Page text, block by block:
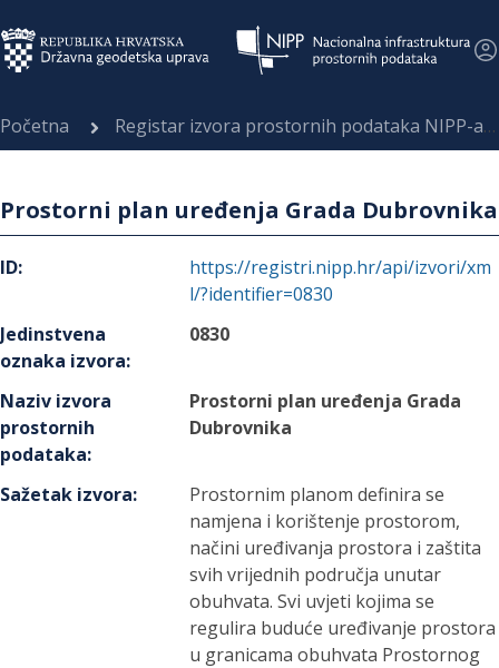
Početna Registar izvora prostornih podataka NIPP-a
Prostorni plan uređenja Grada Dubrovnika
ID:
https://registri.nipp.hr/api/izvori/xm
l/?identifier=0830
Jedinstvena
oznaka izvora:
0830
Naziv izvora
prostornih
podataka:
Prostorni plan uređenja Grada
Dubrovnika
Sažetak izvora:
Prostornim planom definira se
namjena i korištenje prostorom,
načini uređivanja prostora i zaštita
svih vrijednih područja unutar
obuhvata. Svi uvjeti kojima se
regulira buduće uređivanje prostora
u granicama obuhvata Prostornog